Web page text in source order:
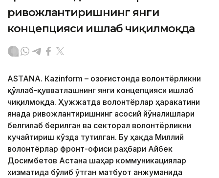
ривожлантиришнинг янги
концепцияси ишлаб чиқилмоқда
ASTANА. Кazinform – Қозоғистонда волонтёрликни
қўллаб-қувватлашнинг янги концепцияси ишлаб
чиқилмоқда. Ҳужжатда волонтёрлар ҳаракатини
янада ривожлантиришнинг асосий йўналишлари
белгилаб берилган ва секторал волонтёрликни
кучайтириш кўзда тутилган. Бу ҳақда Миллий
волонтёрлар фронт-офиси раҳбари Айбек
Досимбетов Астана шаҳар коммуникациялар
хизматида бўлиб ўтган матбуот анжуманида